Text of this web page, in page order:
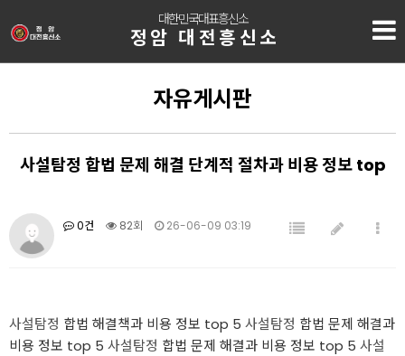
대한민국대표흥신소
정암 대전흥신소
자유게시판
사설탐정 합법 문제 해결 단계적 절차과 비용 정보 top
0건 82회 26-06-09 03:19
사설탐정 합법 해결책과 비용 정보 top 5 사설탐정 합법 문제 해결과
비용 정보 top 5 사설탐정 합법 문제 해결과 비용 정보 top 5 사설